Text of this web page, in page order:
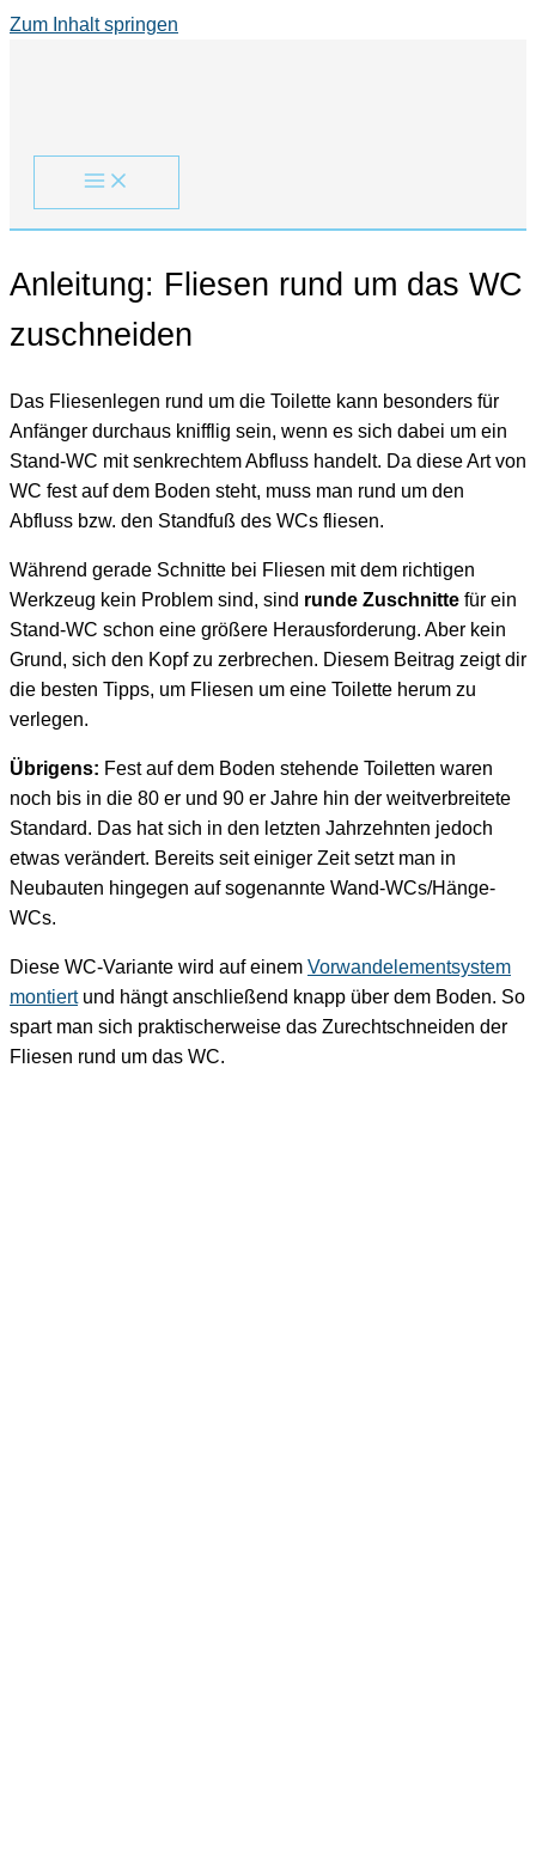
Zum Inhalt springen
Anleitung: Fliesen rund um das WC
zuschneiden
Das Fliesenlegen rund um die Toilette kann besonders für
Anfänger durchaus knifflig sein, wenn es sich dabei um ein
Stand-WC mit senkrechtem Abfluss handelt. Da diese Art von
WC fest auf dem Boden steht, muss man rund um den
Abfluss bzw. den Standfuß des WCs fliesen.
Während gerade Schnitte bei Fliesen mit dem richtigen
Werkzeug kein Problem sind, sind runde Zuschnitte für ein
Stand-WC schon eine größere Herausforderung. Aber kein
Grund, sich den Kopf zu zerbrechen. Diesem Beitrag zeigt dir
die besten Tipps, um Fliesen um eine Toilette herum zu
verlegen.
Übrigens: Fest auf dem Boden stehende Toiletten waren
noch bis in die 80 er und 90 er Jahre hin der weitverbreitete
Standard. Das hat sich in den letzten Jahrzehnten jedoch
etwas verändert. Bereits seit einiger Zeit setzt man in
Neubauten hingegen auf sogenannte Wand-WCs/Hänge-
WCs.
Diese WC-Variante wird auf einem Vorwandelementsystem
montiertund hängt anschließend knapp über dem Boden. So
spart man sich praktischerweise das Zurechtschneiden der
Fliesen rund um das WC.